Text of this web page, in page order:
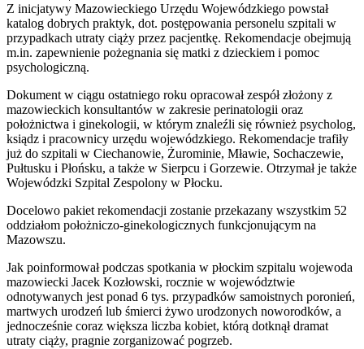
Z inicjatywy Mazowieckiego Urzędu Wojewódzkiego powstał
katalog dobrych praktyk, dot. postępowania personelu szpitali w
przypadkach utraty ciąży przez pacjentkę. Rekomendacje obejmują
m.in. zapewnienie pożegnania się matki z dzieckiem i pomoc
psychologiczną.
Dokument w ciągu ostatniego roku opracował zespół złożony z
mazowieckich konsultantów w zakresie perinatologii oraz
położnictwa i ginekologii, w którym znaleźli się również psycholog,
ksiądz i pracownicy urzędu wojewódzkiego. Rekomendacje trafiły
już do szpitali w Ciechanowie, Żurominie, Mławie, Sochaczewie,
Pułtusku i Płońsku, a także w Sierpcu i Gorzewie. Otrzymał je także
Wojewódzki Szpital Zespolony w Płocku.
Docelowo pakiet rekomendacji zostanie przekazany wszystkim 52
oddziałom położniczo-ginekologicznych funkcjonującym na
Mazowszu.
Jak poinformował podczas spotkania w płockim szpitalu wojewoda
mazowiecki Jacek Kozłowski, rocznie w województwie
odnotywanych jest ponad 6 tys. przypadków samoistnych poronień,
martwych urodzeń lub śmierci żywo urodzonych noworodków, a
jednocześnie coraz większa liczba kobiet, którą dotknął dramat
utraty ciąży, pragnie zorganizować pogrzeb.